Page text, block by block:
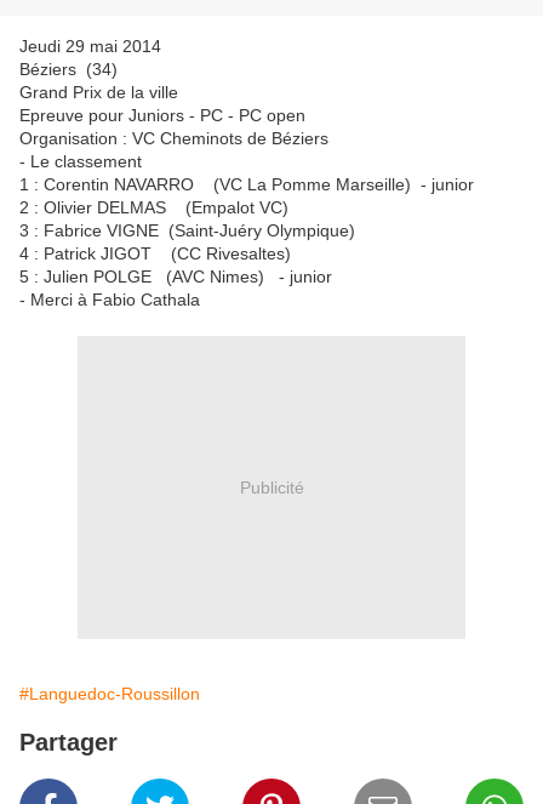
Jeudi 29 mai 2014
Béziers (34)
Grand Prix de la ville
Epreuve pour Juniors - PC - PC open
Organisation : VC Cheminots de Béziers
- Le classement
1 : Corentin NAVARRO (VC La Pomme Marseille) - junior
2 : Olivier DELMAS (Empalot VC)
3 : Fabrice VIGNE (Saint-Juéry Olympique)
4 : Patrick JIGOT (CC Rivesaltes)
5 : Julien POLGE (AVC Nimes) - junior
- Merci à Fabio Cathala
Publicité
#Languedoc-Roussillon
Partager